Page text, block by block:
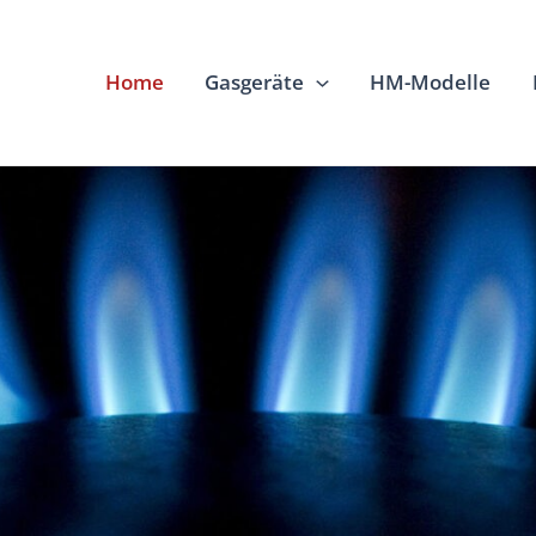
Home Gasgeräte HM-Modelle